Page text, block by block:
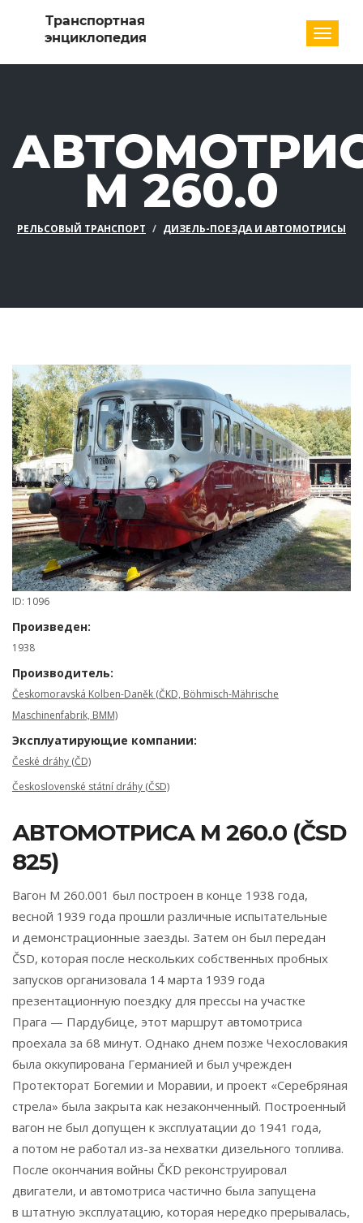
M 260.0
РЕЛЬСОВЫЙ ТРАНСПОРТ ДИЗЕЛЬ-ПОЕЗДА И АВТОМОТРИСЫ
ID: 1096
Произведен:
1938
Производитель:
Českomoravská Kolben-Daněk (ČKD, Böhmisch-Mährische
Maschinenfabrik, BMM)
Эксплуатирующие компании:
České dráhy (ČD)
Československé státní dráhy (ČSD)
АВТОМОТРИСА M 260.0 (ČSD
825)
Вагон М 260.001 был построен в конце 1938 года,
весной 1939 года прошли различные испытательные
и демонстрационные заезды. Затем он был передан
ČSD, которая после нескольких собственных пробных
запусков организовала 14 марта 1939 года
презентационную поездку для прессы на участке
Прага — Пардубице, этот маршрут автомотриса
проехала за 68 минут. Однако днем ​​позже Чехословакия
была оккупирована Германией и был учрежден
Протекторат Богемии и Моравии, и проект «Серебряная
стрела» была закрыта как незаконченный. Построенный
вагон не был допущен к эксплуатации до 1941 года,
а потом не работал из-за нехватки дизельного топлива.
После окончания войны ČKD реконструировал
двигатели, и автомотриса частично была запущена
в штатную эксплуатацию, которая нередко прерывалась,